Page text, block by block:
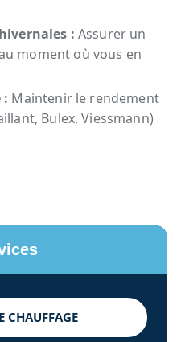
: Assurer un
moment où vous en
: Maintenir le rendement
Bulex, Viessmann)
CHAUFFAGE